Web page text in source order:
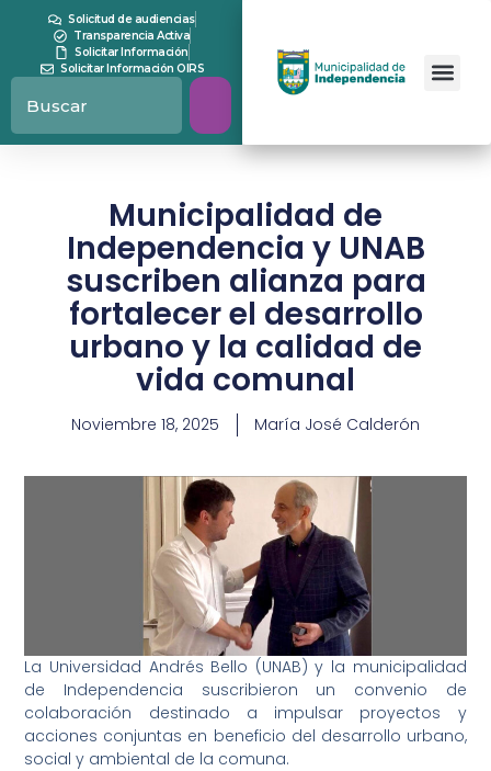
Solicitud de audiencias
Transparencia Activa
Solicitar Información
Solicitar Información OIRS
Municipalidad de
Independencia y UNAB
suscriben alianza para
fortalecer el desarrollo
urbano y la calidad de
vida comunal
Noviembre 18, 2025 María José Calderón
La Universidad Andrés Bello (UNAB) y la municipalidad
de Independencia suscribieron un convenio de
colaboración destinado a impulsar proyectos y
acciones conjuntas en beneficio del desarrollo urbano,
social y ambiental de la comuna.